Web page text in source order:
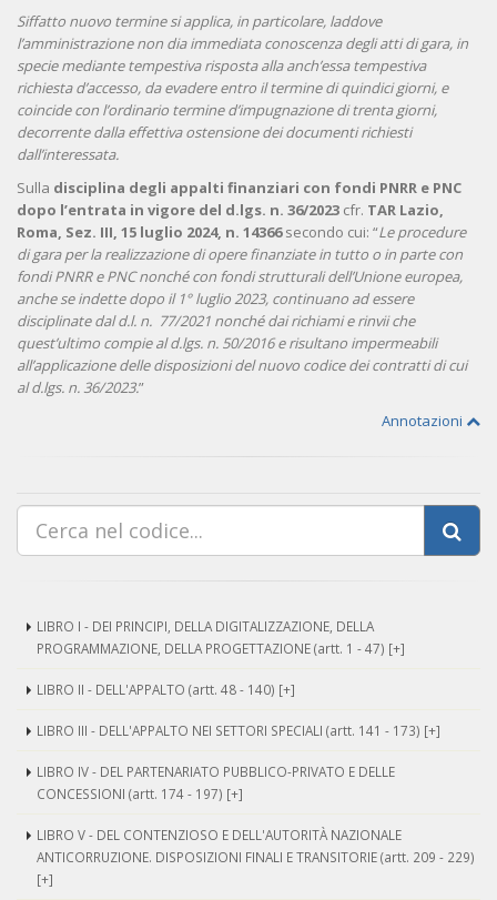
Siffatto nuovo termine si applica, in particolare, laddove
l’amministrazione non dia immediata conoscenza degli atti di gara, in
specie mediante tempestiva risposta alla anch’essa tempestiva
richiesta d’accesso, da evadere entro il termine di quindici giorni, e
coincide con l’ordinario termine d’impugnazione di trenta giorni,
decorrente dalla effettiva ostensione dei documenti richiesti
dall’interessata.
Sulla disciplina degli appalti finanziari con fondi PNRR e PNC
dopo l’entrata in vigore del d.lgs. n. 36/2023 cfr. TAR Lazio,
Roma, Sez. III, 15 luglio 2024, n. 14366secondo cui: “Le procedure
di gara per la realizzazione di opere finanziate in tutto o in parte con
fondi PNRR e PNC nonché con fondi strutturali dell’Unione europea,
anche se indette dopo il 1° luglio 2023, continuano ad essere
disciplinate dal d.l. n. 77/2021 nonché dai richiami e rinvii che
quest’ultimo compie al d.lgs. n. 50/2016 e risultano impermeabili
all’applicazione delle disposizioni del nuovo codice dei contratti di cui
al d.lgs. n. 36/2023.”
Annotazioni
LIBRO I - DEI PRINCIPI, DELLA DIGITALIZZAZIONE, DELLA
PROGRAMMAZIONE, DELLA PROGETTAZIONE (artt. 1 - 47) [+]
LIBRO II - DELL'APPALTO (artt. 48 - 140) [+]
LIBRO III - DELL'APPALTO NEI SETTORI SPECIALI (artt. 141 - 173) [+]
LIBRO IV - DEL PARTENARIATO PUBBLICO-PRIVATO E DELLE
CONCESSIONI (artt. 174 - 197) [+]
LIBRO V - DEL CONTENZIOSO E DELL'AUTORITÀ NAZIONALE
ANTICORRUZIONE. DISPOSIZIONI FINALI E TRANSITORIE (artt. 209 - 229)
[+]